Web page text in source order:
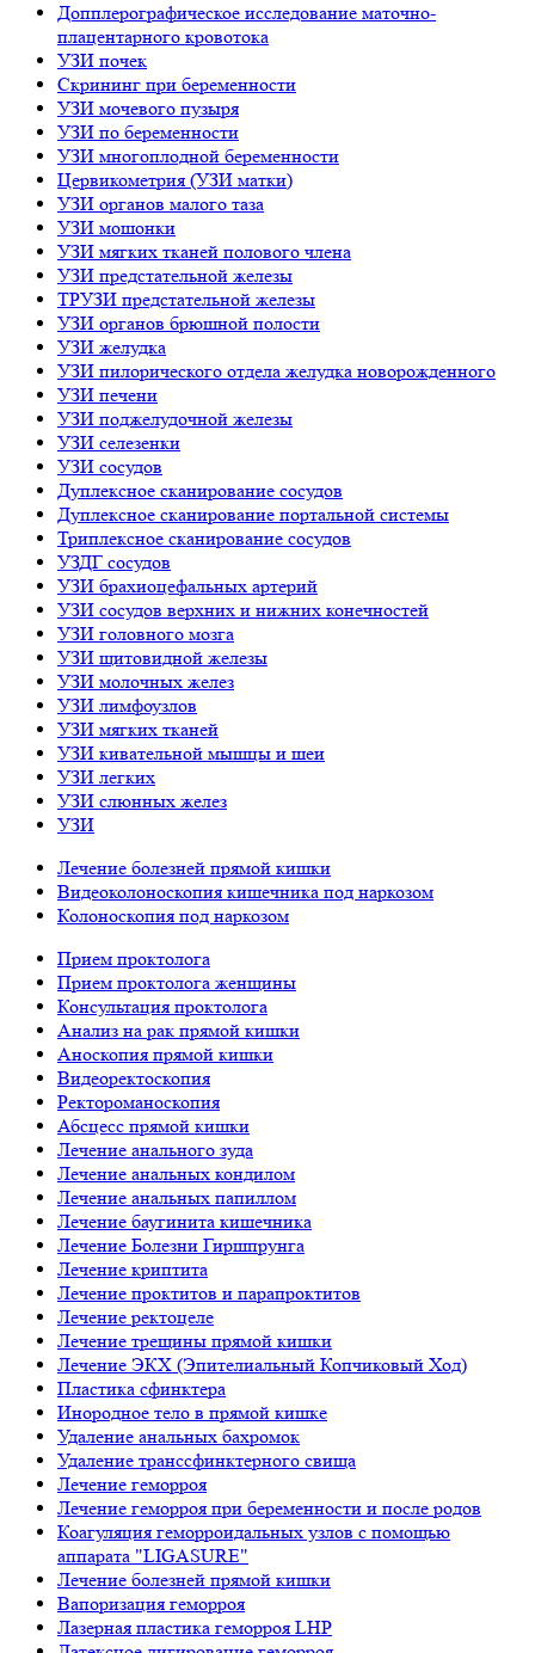
Допплерографическое исследование маточно-
плацентарного кровотока
УЗИ почек
Скрининг при беременности
УЗИ мочевого пузыря
УЗИ по беременности
УЗИ многоплодной беременности
Цервикометрия (УЗИ матки)
УЗИ органов малого таза
УЗИ мошонки
УЗИ мягких тканей полового члена
УЗИ предстательной железы
ТРУЗИ предстательной железы
УЗИ органов брюшной полости
УЗИ желудка
УЗИ пилорического отдела желудка новорожденного
УЗИ печени
УЗИ поджелудочной железы
УЗИ селезенки
УЗИ сосудов
Дуплексное сканирование сосудов
Дуплексное сканирование портальной системы
Триплексное сканирование сосудов
УЗДГ сосудов
УЗИ брахиоцефальных артерий
УЗИ сосудов верхних и нижних конечностей
УЗИ головного мозга
УЗИ щитовидной железы
УЗИ молочных желез
УЗИ лимфоузлов
УЗИ мягких тканей
УЗИ кивательной мышцы и шеи
УЗИ легких
УЗИ слюнных желез
УЗИ
Лечение болезней прямой кишки
Видеоколоноскопия кишечника под наркозом
Колоноскопия под наркозом
Прием проктолога
Прием проктолога женщины
Консультация проктолога
Анализ на рак прямой кишки
Аноскопия прямой кишки
Видеоректоскопия
Ректороманоскопия
Абсцесс прямой кишки
Лечение анального зуда
Лечение анальных кондилом
Лечение анальных папиллом
Лечение баугинита кишечника
Лечение Болезни Гиршпрунга
Лечение криптита
Лечение проктитов и парапроктитов
Лечение ректоцеле
Лечение трещины прямой кишки
Лечение ЭКХ (Эпителиальный Копчиковый Ход)
Пластика сфинктера
Инородное тело в прямой кишке
Удаление анальных бахромок
Удаление транссфинктерного свища
Лечение геморроя
Лечение геморроя при беременности и после родов
Коагуляция геморроидальных узлов с помощью
аппарата "LIGASURE"
Лечение болезней прямой кишки
Вапоризация геморроя
Лазерная пластика геморроя LHP